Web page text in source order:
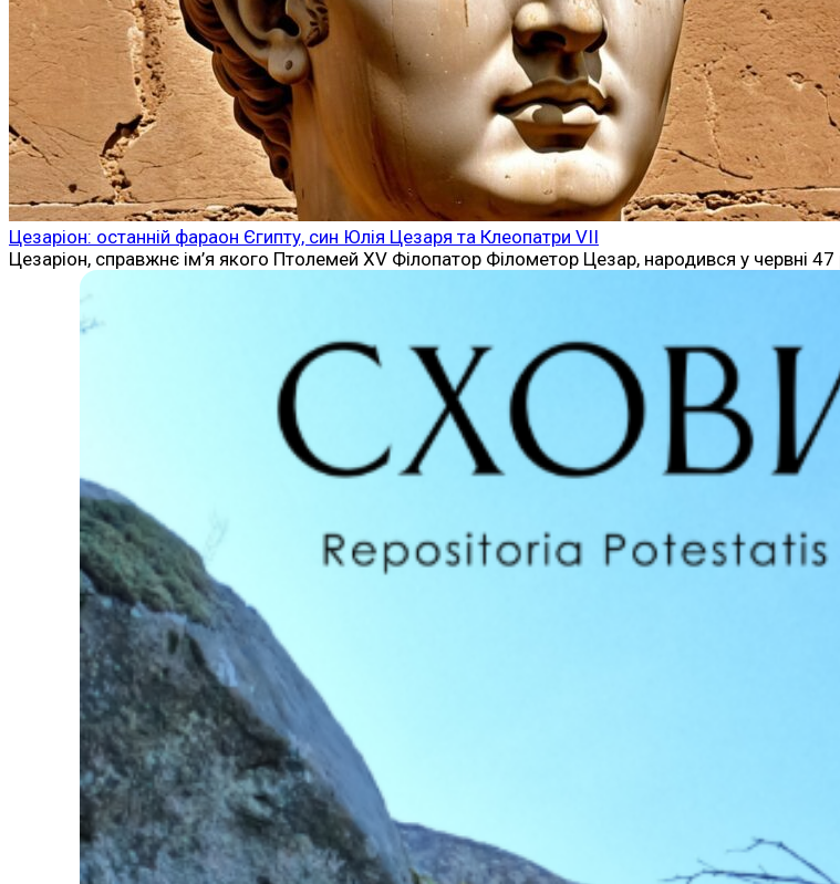
Цезаріон: останній фараон Єгипту, син Юлія Цезаря та Клеопатри VII
Цезаріон, справжнє ім’я якого Птолемей XV Філопатор Філометор Цезар, народився у червні